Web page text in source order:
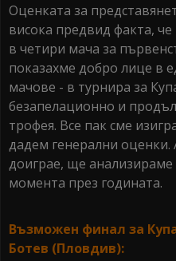
Оценката за
висока предвид факта,
в четири мача за
показахме добро лице в
мачове - в турнира за
безапелационно и
трофея. Все пак сме
дадем генерални оценки.
доиграе, ще анализираме
момента през годината.
Възможен финал за
Ботев (Пловдив):